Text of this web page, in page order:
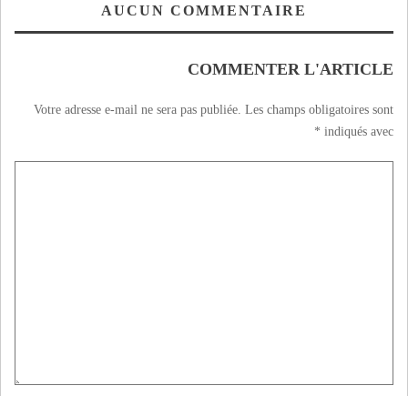
d’Information
AUCUN COMMENTAIRE
COMMENTER L'ARTICLE
Votre adresse e-mail ne sera pas publiée. Les champs obligatoires sont
indiqués avec
*